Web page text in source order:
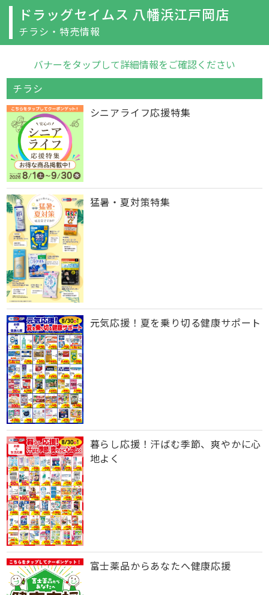
ドラッグセイムス 八幡浜江戸岡店
チラシ・特売情報
バナーをタップして詳細情報をご確認ください
チラシ
シニアライフ応援特集
猛暑・夏対策特集
元気応援！夏を乗り切る健康サポート
暮らし応援！汗ばむ季節、爽やかに心
地よく
富士薬品からあなたへ健康応援